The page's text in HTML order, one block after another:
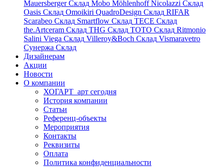
MauersbergerСклад Mobo MöhlenhoffNicolazzi Склад
Oasis Склад Omoikiri QuadroDesign Склад RIFAR
Scarabeo Склад Smartflow Склад TECE Склад
the.Artceram Склад THG Склад TOTO Склад Ritmonio
Salini Viega Склад Villeroy&Boch Склад Vismaravetro
Сунержа Склад
Дизайнерам
Акции
Новости
О компании
ХОГАРТ_арт сегодня
История компании
Статьи
Референц-объекты
Мероприятия
Контакты
Реквизиты
Оплата
Политика конфиденциальности